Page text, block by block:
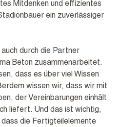
Mitdenken und effizientes
ein zuverlässiger
durch die Partner
Beton zusammenarbeitet.
dass es über viel Wissen
wissen wir, dass wir mit
der Vereinbarungen einhält
liefert. Und das ist wichtig,
dass die Fertigteilelemente